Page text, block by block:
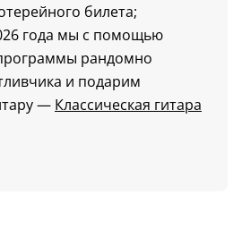
билета;
года мы с помощью
рандомно
и подарим
— Классическая гитара